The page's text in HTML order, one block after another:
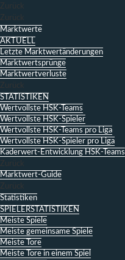
Zurück
Zurück
Marktwerte
AKTUELL
Letzte Marktwertänderungen
Marktwertsprünge
Marktwertverluste
Zurück
STATISTIKEN
Wertvollste HSK-Teams
Wertvollste HSK-Spieler
Wertvollste HSK-Teams pro Liga
Wertvollste HSK-Spieler pro Liga
Kaderwert-Entwicklung HSK-Teams
Zurück
Marktwert-Guide
Zurück
Statistiken
SPIELERSTATISTIKEN
Meiste Spiele
Meiste gemeinsame Spiele
Meiste Tore
Meiste Tore in einem Spiel